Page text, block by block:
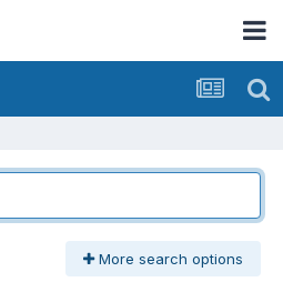
More search options